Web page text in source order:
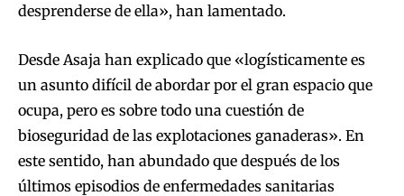
desprenderse de ella», han lamentado.
Desde Asaja han explicado que «logísticamente es
un asunto difícil de abordar por el gran espacio que
ocupa, pero es sobre todo una cuestión de
bioseguridad de las explotaciones ganaderas». En
este sentido, han abundado que después de los
últimos episodios de enfermedades sanitarias